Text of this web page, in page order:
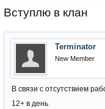
Вступлю в клан
Terminator
New Member
В связи с отсутствием
12+ в день